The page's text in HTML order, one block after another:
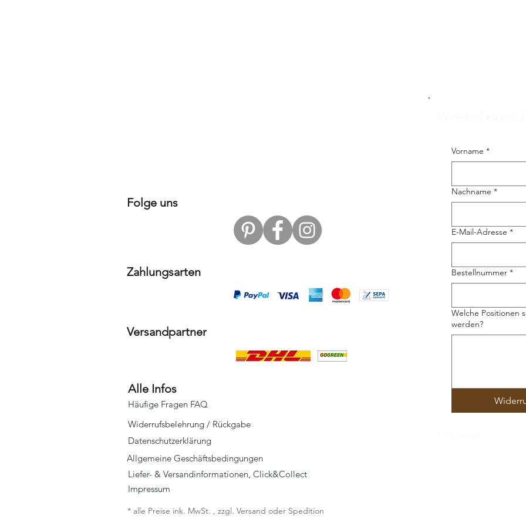
Folge uns
Zahlungsarten
Vorname *
Nachname *
E-Mail-Adresse *
Bestellnummer *
Welche Positionen
werden?
Versandpartner
Alle Infos
Liefer- & Versandinformationen, Click&Collect
Häufige Fragen FAQ
Widerrufsbelehrung / Rückgabe
Allgemeine Geschäftsbedingungen
Datenschutzerklärung
Impressum
* alle Preise ink. MwSt. , zzgl. Versand oder Spedition